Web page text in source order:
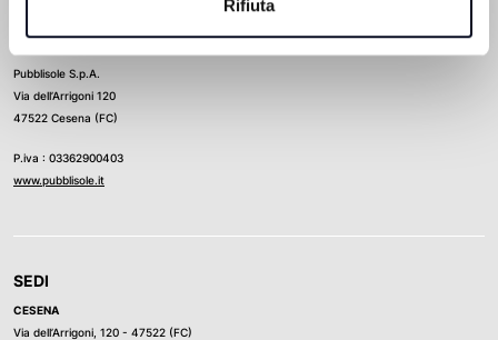
Rifiuta
Ludovico Luongo
Pubblisole S.p.A.
Via dell’Arrigoni 120
47522 Cesena (FC)
P.iva : 03362900403
www.pubblisole.it
SEDI
CESENA
Via dell’Arrigoni, 120 - 47522 (FC)